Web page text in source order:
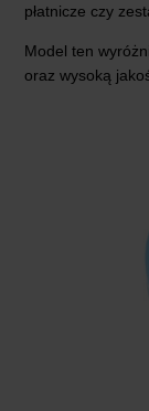
płatnicze czy
Model ten
oraz wysoką